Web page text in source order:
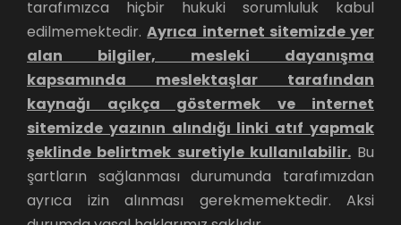
tarafımızca hiçbir hukuki sorumluluk kabul
edilmemektedir.Ayrıca internet sitemizde yer
alan bilgiler, mesleki dayanışma
kapsamında meslektaşlar tarafından
kaynağı açıkça göstermek ve internet
sitemizde yazının alındığı linki atıf yapmak
şeklinde belirtmek suretiyle kullanılabilir.Bu
şartların sağlanması durumunda tarafımızdan
ayrıca izin alınması gerekmemektedir. Aksi